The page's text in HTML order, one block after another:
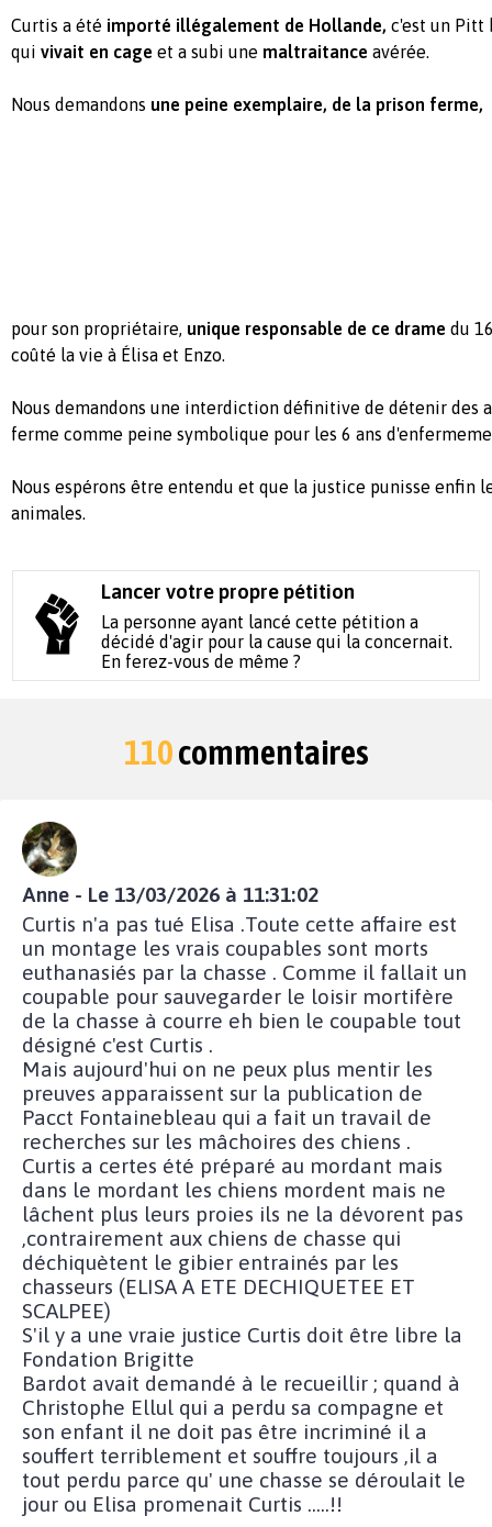
Curtis a été importé illégalement de Hollande, c'est un
qui vivait en cage et a subi une maltraitance avérée.
Nous demandons une peine exemplaire, de la prison ferme,
pour son propriétaire, unique responsable de ce drame du
coûté la vie à Élisa et Enzo.
Nous demandons une interdiction définitive de détenir des
ferme comme peine symbolique pour les 6 ans
Nous espérons être entendu et que la justice punisse enfin
animales.
Lancer votre propre pétition
La personne ayant lancé cette pétition a
décidé d'agir pour la cause qui la concernait.
En ferez-vous de même ?
110commentaires
Anne - Le 13/03/2026 à 11:31:02
Curtis n'a pas tué Elisa .Toute cette affaire est
un montage les vrais coupables sont morts
euthanasiés par la chasse . Comme il fallait un
coupable pour sauvegarder le loisir mortifère
de la chasse à courre eh bien le coupable tout
désigné c'est Curtis .
Mais aujourd'hui on ne peux plus mentir les
preuves apparaissent sur la publication de
Pacct Fontainebleau qui a fait un travail de
recherches sur les mâchoires des chiens .
Curtis a certes été préparé au mordant mais
dans le mordant les chiens mordent mais ne
lâchent plus leurs proies ils ne la dévorent pas
,contrairement aux chiens de chasse qui
déchiquètent le gibier entrainés par les
chasseurs (ELISA A ETE DECHIQUETEE ET
SCALPEE)
S'il y a une vraie justice Curtis doit être libre la
Fondation Brigitte
Bardot avait demandé à le recueillir ; quand à
Christophe Ellul qui a perdu sa compagne et
son enfant il ne doit pas être incriminé il a
souffert terriblement et souffre toujours ,il a
tout perdu parce qu' une chasse se déroulait le
jour ou Elisa promenait Curtis .....!!